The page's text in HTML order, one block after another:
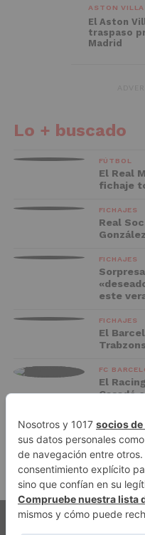
ASTON VILLA
El Aston
traspaso
Madrid
Lo + buscado
FÚTBOL
El Real
fichaje
FICHAJES
Real
FICHAJES
este
FICHAJES
El
FC
El
Casadó